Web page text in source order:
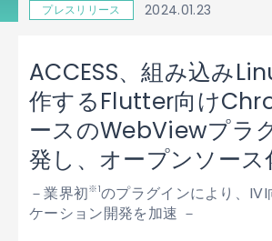
プレスリリース 2024.01.23
ACCESS、組み込み
作するFlutter向け
ースのWebViewプラ
発し、オープンソース
－業界初※1のプラグインにより、
ケーション開発を加速 －